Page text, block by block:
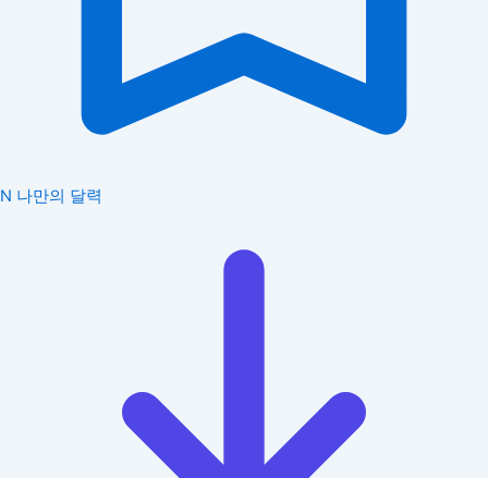
N 나만의 달력